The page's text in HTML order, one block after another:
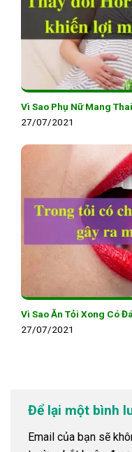
Vì Sao Phụ Nữ Mang
27/07/2021
Vì Sao Ăn Tỏi Xong Có
27/07/2021
Để lại một bình
Email của bạn sẽ